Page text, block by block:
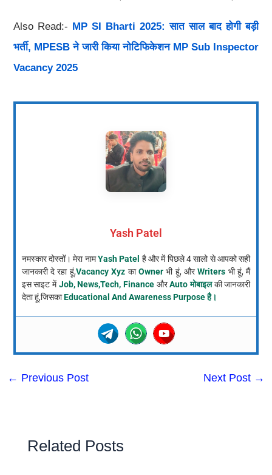
Also Read:- MP SI Bharti 2025: सात साल बाद होगी बड़ी
भर्ती, MPESB ने जारी किया नोटिफिकेशन MP Sub Inspector
Vacancy 2025
Yash Patel
नमस्कार दोस्तों। मेरा नामYash Patel है और में पिछले 4 सालो से आपको सही
जानकारी दे रहा हूं,Vacancy Xyz काOwnerभी हूं, औरWriters भी हूं, मैं
इस साइट मेंJob, News,Tech, Finance औरAuto मोबाइलकी जानकारी
देता हूं,जिसकाEducational And Awareness Purpose है।
← Previous Post Next Post →
Related Posts